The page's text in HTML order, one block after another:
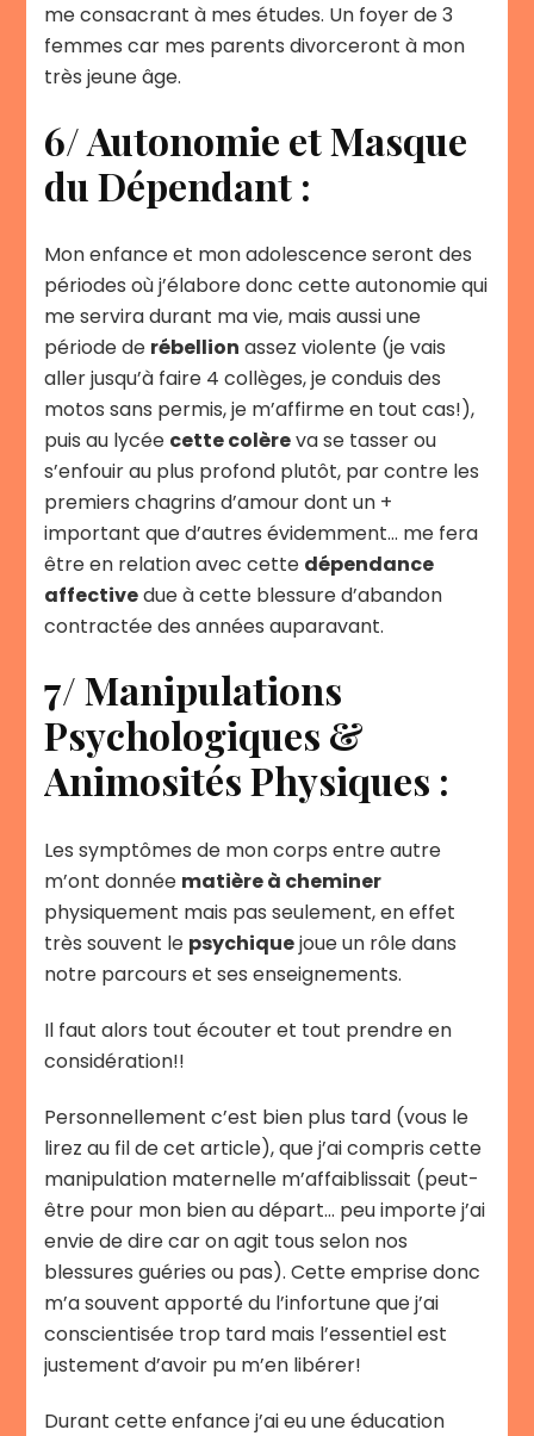
me consacrant à mes études. Un foyer de 3
femmes car mes parents divorceront à mon
très jeune âge.
6/ Autonomie et Masque
du Dépendant :
Mon enfance et mon adolescence seront des
périodes où j’élabore donc cette autonomie qui
me servira durant ma vie, mais aussi une
période de rébellion assez violente (je vais
aller jusqu’à faire 4 collèges, je conduis des
motos sans permis, je m’affirme en tout cas!),
puis au lycée cette colèreva se tasser ou
s’enfouir au plus profond plutôt, par contre les
premiers chagrins d’amour dont un +
important que d’autres évidemment… me fera
être en relation avec cette dépendance
affectivedue à cette blessure d’abandon
contractée des années auparavant.
7/ Manipulations
Psychologiques &
Animosités Physiques :
Les symptômes de mon corps entre autre
m’ont donnée matière à cheminer
physiquement mais pas seulement, en effet
très souvent le psychiquejoue un rôle dans
notre parcours et ses enseignements.
Il faut alors tout écouter et tout prendre en
considération!!
Personnellement c’est bien plus tard (vous le
lirez au fil de cet article), que j’ai compris cette
manipulation maternelle m’affaiblissait (peut-
être pour mon bien au départ… peu importe j’ai
envie de dire car on agit tous selon nos
blessures guéries ou pas). Cette emprise donc
m’a souvent apporté du l’infortune que j’ai
conscientisée trop tard mais l’essentiel est
justement d’avoir pu m’en libérer!
Durant cette enfance j’ai eu une éducation